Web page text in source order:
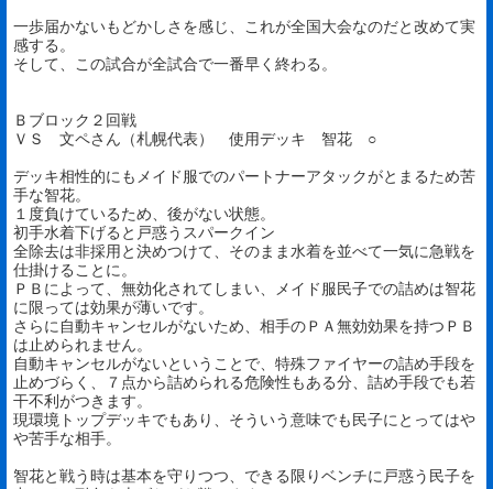
一歩届かないもどかしさを感じ、これが全国大会なのだと改めて実
感する。
そして、この試合が全試合で一番早く終わる。
Ｂブロック２回戦
ＶＳ 文ペさん（札幌代表） 使用デッキ 智花 ○
デッキ相性的にもメイド服でのパートナーアタックがとまるため苦
手な智花。
１度負けているため、後がない状態。
初手水着下げると戸惑うスパークイン
全除去は非採用と決めつけて、そのまま水着を並べて一気に急戦を
仕掛けることに。
ＰＢによって、無効化されてしまい、メイド服民子での詰めは智花
に限っては効果が薄いです。
さらに自動キャンセルがないため、相手のＰＡ無効効果を持つＰＢ
は止められません。
自動キャンセルがないということで、特殊ファイヤーの詰め手段を
止めづらく、７点から詰められる危険性もある分、詰め手段でも若
干不利がつきます。
現環境トップデッキでもあり、そういう意味でも民子にとってはや
や苦手な相手。
智花と戦う時は基本を守りつつ、できる限りベンチに戸惑う民子を